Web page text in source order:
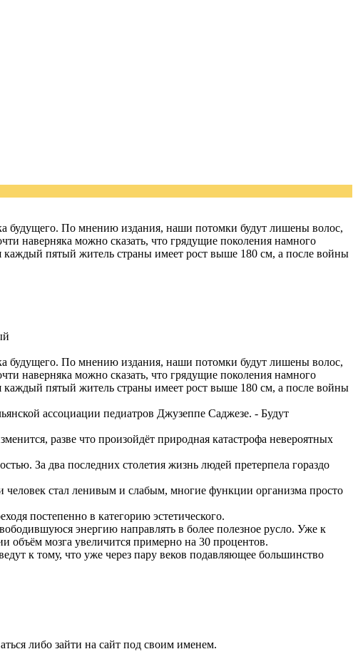
будущего. По мнению издания, наши потомки будут лишены волос,
наверняка можно сказать, что грядущие поколения намного
пятый житель страны имеет рост выше 180 см, а после войны
будущего. По мнению издания, наши потомки будут лишены волос,
наверняка можно сказать, что грядущие поколения намного
пятый житель страны имеет рост выше 180 см, а после войны
ассоциации педиатров Джузеппе Саджезе. - Будут
разве что произойдёт природная катастрофа невероятных
За два последних столетия жизнь людей претерпела гораздо
человек стал ленивым и слабым, многие функции организма просто
постепенно в категорию эстетического.
энергию направлять в более полезное русло. Уже к
объём мозга увеличится примерно на 30 процентов.
к тому, что уже через пару веков подавляющее большинство
либо зайти на сайт под своим именем.